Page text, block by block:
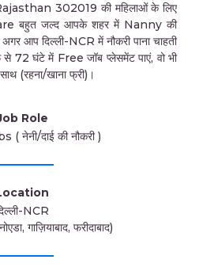
302019 की महिलाओं के लिए
बहुत जल्द आपके शहर में Nanny की
आप दिल्ली-NCR में नौकरी पाना चाहती
72 घंटे में Free जॉब प्लेसमेंट पाएं, वो भी
(रहना/खाना फ्री)।
Role
नेनी/दाई की नौकरी )
NCR
गाज़ियाबाद, फरीदाबाद)